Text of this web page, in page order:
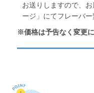
お送りしますので、
ージ」にてフレーバー
※価格は予告なく変更